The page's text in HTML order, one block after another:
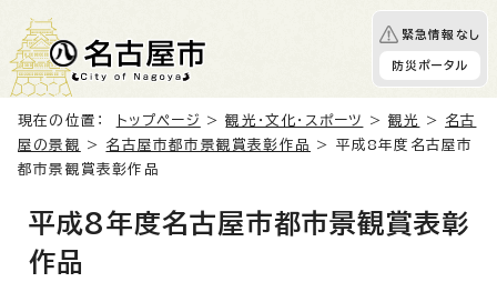
緊急情報なし
防災ポータル
現在の位置： トップページ >観光・文化・スポーツ >観光 > 名古
屋の景観
> 名古屋市都市景観賞表彰作品
> 平成8年度名古屋市
都市景観賞表彰作品
平成8年度名古屋市都市景観賞表彰
作品